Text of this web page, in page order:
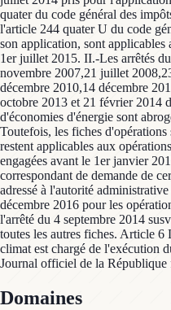
quater du code général des
l'article 244 quater U du code
son application, sont applicables
1er juillet 2015. II.-Les arrêtés
novembre 2007,21 juillet
décembre 2010,14 décembre
octobre 2013 et 21 février 2014
d'économies d'énergie sont
Toutefois, les fiches d'opérations
restent applicables aux
engagées avant le 1er janvier
correspondant de demande de
adressé à l'autorité
décembre 2016 pour les
l'arrêté du 4 septembre 2014
toutes les autres fiches. Article 6
climat est chargé de l'exécution
Journal officiel de la République
Domaines